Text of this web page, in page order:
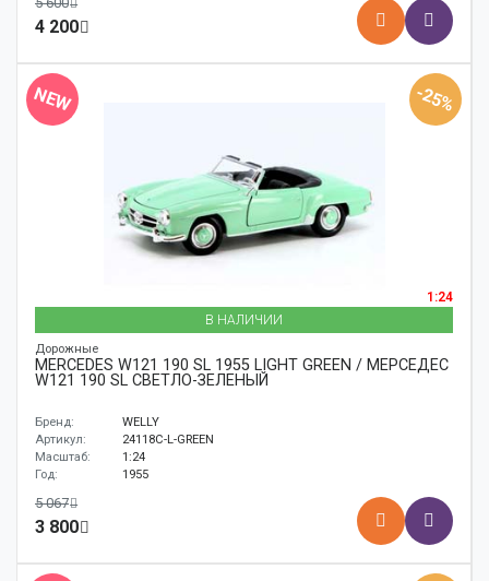
4 200
NEW -25%
1:24
В НАЛИЧИИ
Дорожные
MERCEDES W121 190 SL 1955 LIGHT GREEN / МЕРСЕДЕС
W121 190 SL СВЕТЛО-ЗЕЛЕНЫЙ
Бренд:
WELLY
Артикул:
24118C-L-GREEN
Масштаб:
1:24
Год:
1955
5 067
3 800